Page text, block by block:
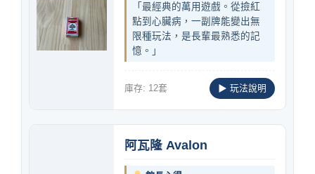
「最經典的萬用遊戲。從撿紅
點到心臟病，一副牌能變出無
限種玩法，是長輩最熟悉的記
憶。」
庫存: 12套 ▶ 玩法說明
阿瓦隆 Avalon